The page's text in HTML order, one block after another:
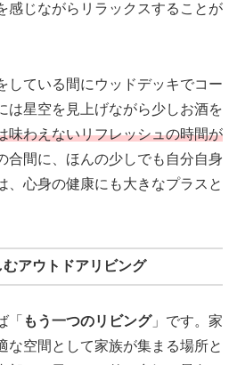
感じながらリラックスすることが
している間にウッドデッキでコー
は星空を見上げながら少しお酒を
味わえないリフレッシュの時間が
合間に、ほんの少しでも自分自身
、心身の健康にも大きなプラスと
アウトドアリビング
「 もう一つのリビング」です。家
な空間として家族が集まる場所と